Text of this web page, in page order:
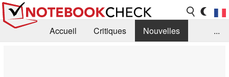
Accueil Critiques
Nouvelles
...